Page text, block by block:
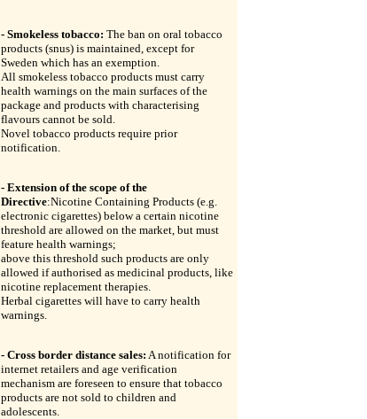
- Smokeless tobacco: The ban on oral tobacco
products (snus) is maintained, except for
Sweden which has an exemption.
All smokeless tobacco products must carry
health warnings on the main surfaces of the
package and products with characterising
flavours cannot be sold.
Novel tobacco products require prior
notification.
- Extension of the scope of the
Directive:Nicotine Containing Products (e.g.
electronic cigarettes) below a certain nicotine
threshold are allowed on the market, but must
feature health warnings;
above this threshold such products are only
allowed if authorised as medicinal products, like
nicotine replacement therapies.
Herbal cigarettes will have to carry health
warnings.
- Cross border distance sales: A notification for
internet retailers and age verification
mechanism are foreseen to ensure that tobacco
products are not sold to children and
adolescents.